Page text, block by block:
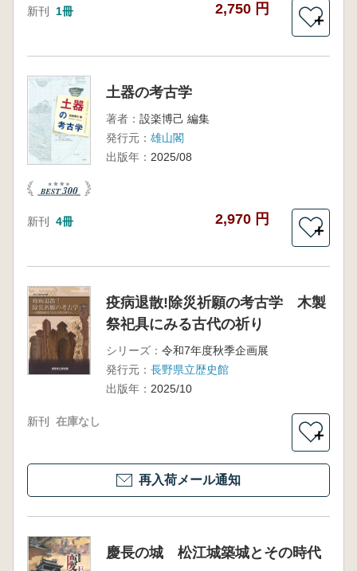
新刊 1冊 2,750 円
＋
土器の考古学
著者： 設楽博己 編集
発行元： 雄山閣
出版年： 2025/08
新刊 4冊 2,970 円
＋
疫病退散!除災祈願の考古学 木製
祭祀具にみる古代の祈り
シリーズ： 令和7年度秋季企画展
発行元： 長野県立歴史館
出版年： 2025/10
新刊 在庫なし
＋
再入荷メール通知
慶長の城 松江城築城とその時代